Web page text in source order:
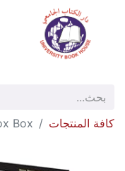
كافة المنتجات Box